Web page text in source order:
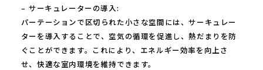
– サーキュレーターの導入:
パーテーションで区切られた小さな空間には、サーキュレー
ターを導入することで、空気の循環を促進し、熱だまりを防
ぐことができます。これにより、エネルギー効率を向上さ
せ、快適な室内環境を維持できます。